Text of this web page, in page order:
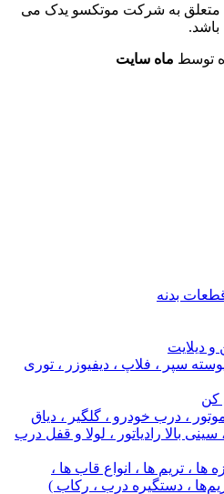
متعلق به شرکت موتکسو یدک می
باشد.
توسط ماه سایت
بدنه
دیلایت
سپر ، فلاپ ، دیفیوزر ، توری
کن
، درب خودرو ، گلگیر ، دیاق
بالا رادیاتور ، لولا و قفل درب
ها ، تریم ها ، انواع قاب ها ،
، دستگیره درب ، رکاب )